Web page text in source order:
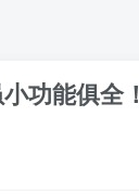
功能俱全！